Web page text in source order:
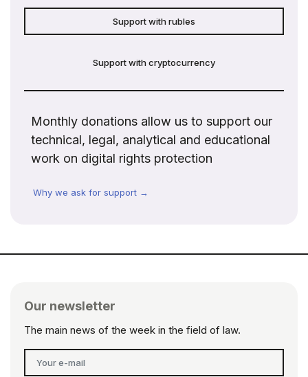
Support with rubles
Support with cryptocurrency
Monthly donations allow us to support our
technical, legal, analytical and educational
work on digital rights protection
Why we ask for support →
Our newsletter
The main news of the week in the field of law.